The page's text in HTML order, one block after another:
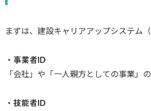
まずは、建設キャリアアップシステム
・事業者ID
「会社」や「一人親方としての事業」
・技能者ID